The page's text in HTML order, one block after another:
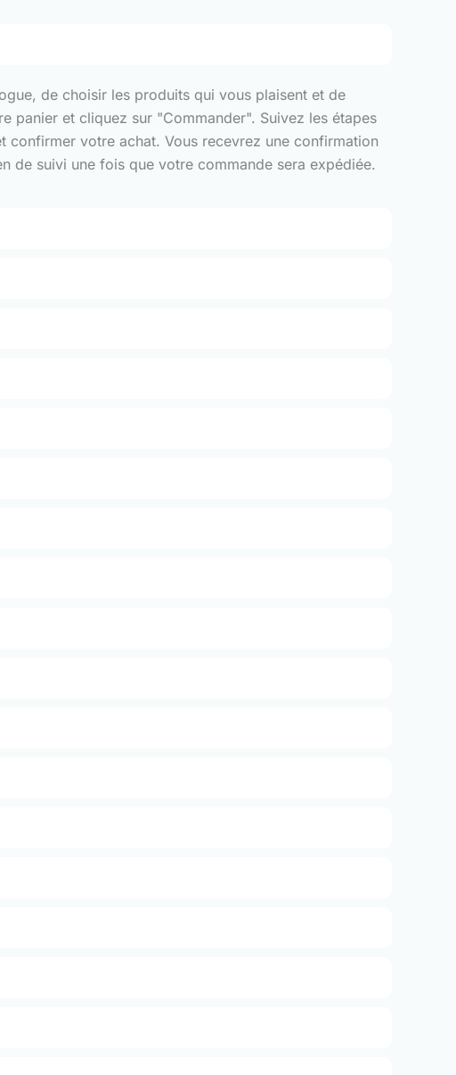
de choisir les produits qui vous plaisent et de
panier et cliquez sur "Commander". Suivez les étapes
votre achat. Vous recevrez une confirmation
de suivi une fois que votre commande sera expédiée.